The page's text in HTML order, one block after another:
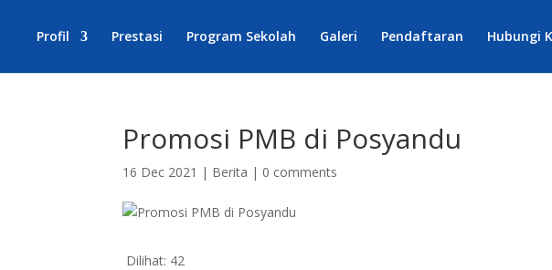
Profil Prestasi Program Sekolah Galeri Pendaftaran Hubungi
Promosi PMB di Posyandu
16 Dec 2021 | Berita | 0 comments
Dilihat: 42